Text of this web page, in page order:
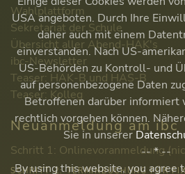
Wahlplattform
Sekretariat der Schule
Übersicht aller Abend-HAK's
ibc-Newsletter
Teaser: HAK-B und HAS-B
Teaser: Kolleg
Neuanmeldung am ibc
Schritt 1: Onlinevoranmeldung
SCHRITT 2: TERMINBUCHUNG FÜR
USA angeboten. Durch Ihre
daher auch mit einem
einverstanden. Nach US-
US-Behörden zu Kontroll- und
auf personenbezogene Daten
Betroffenen darüber informiert
rechtlich vorgehen können.
Sie in unserer
-- * --
By using this website, you agree